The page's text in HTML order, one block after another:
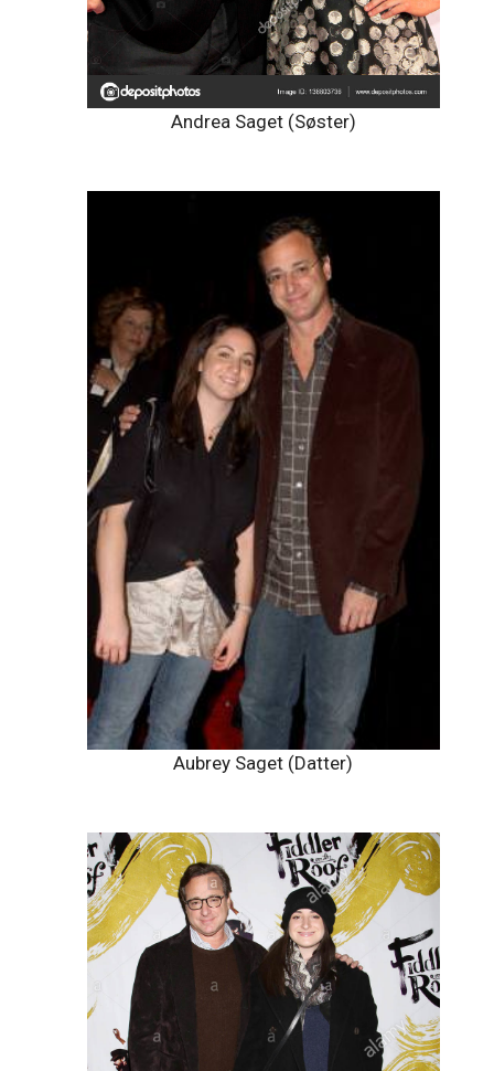
Andrea Saget (Søster)
Aubrey Saget (Datter)